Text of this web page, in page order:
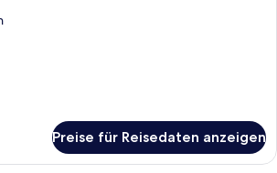
Preise für Reisedaten anzeigen